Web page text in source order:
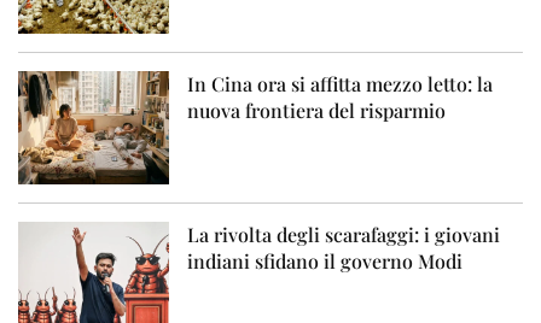
In Cina ora si affitta mezzo letto: la
nuova frontiera del risparmio
La rivolta degli scarafaggi: i giovani
indiani sfidano il governo Modi